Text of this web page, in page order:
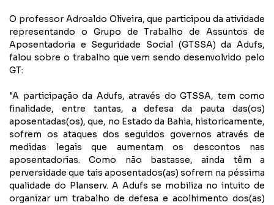
O professor Adroaldo Oliveira, que participou da atividade
representando o Grupo de Trabalho de Assuntos de
Aposentadoria e Seguridade Social (GTSSA) da Adufs,
falou sobre o trabalho que vem sendo desenvolvido pelo
GT:
"A participação da Adufs, através do GTSSA, tem como
finalidade, entre tantas, a defesa da pauta das(os)
aposentadas(os), que, no Estado da Bahia, historicamente,
sofrem os ataques dos seguidos governos através de
medidas legais que aumentam os descontos nas
aposentadorias. Como não bastasse, ainda têm a
perversidade que tais aposentados(as) sofrem na péssima
qualidade do Planserv. A Adufs se mobiliza no intuito de
organizar um trabalho de defesa e acolhimento dos(as)